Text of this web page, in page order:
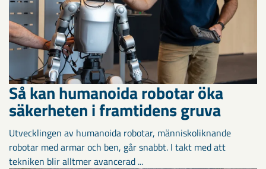
Så kan humanoida robotar öka
säkerheten i framtidens gruva
Utvecklingen av humanoida robotar, människoliknande
robotar med armar och ben, går snabbt. I takt med att
tekniken blir alltmer avancerad ...